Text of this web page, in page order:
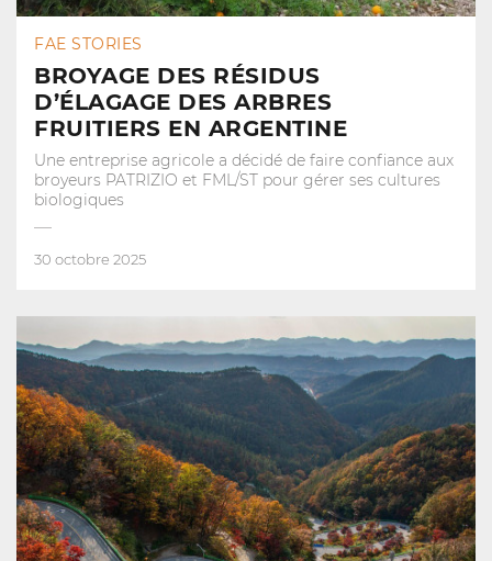
FAE STORIES
BROYAGE DES RÉSIDUS
D’ÉLAGAGE DES ARBRES
FRUITIERS EN ARGENTINE
Une entreprise agricole a décidé de faire confiance aux
broyeurs PATRIZIO et FML/ST pour gérer ses cultures
biologiques
30 octobre 2025